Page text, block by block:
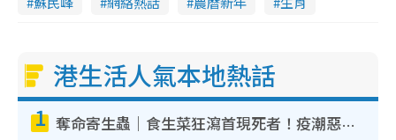
港生活人氣本地熱話
1 奪命寄生蟲｜食生菜狂瀉首現死者！疫潮惡化錄1.8萬宗病例 揭洗菜3大謬誤